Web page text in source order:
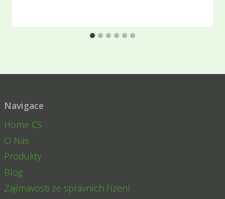
Navigace
Home CS
O Nás
Produkty
Blog
Zajímavosti ze správních řízení